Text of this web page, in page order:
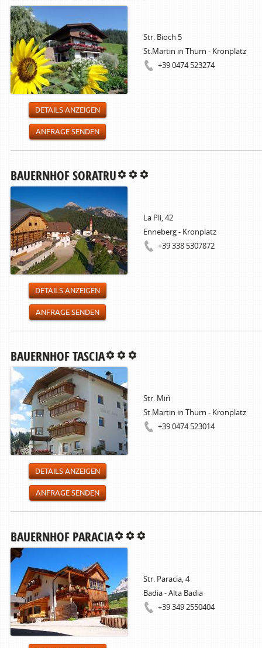
Str. Bioch 5
St.Martin in Thurn - Kronplatz
+39 0474 523274
DETAILS ANZEIGEN
ANFRAGE SENDEN
BAUERNHOF SORATRU
La Pli, 42
Enneberg - Kronplatz
+39 338 5307872
DETAILS ANZEIGEN
ANFRAGE SENDEN
BAUERNHOF TASCIA
Str. Mirì
St.Martin in Thurn - Kronplatz
+39 0474 523014
DETAILS ANZEIGEN
ANFRAGE SENDEN
BAUERNHOF PARACIA
Str. Paracia, 4
Badia - Alta Badia
+39 349 2550404